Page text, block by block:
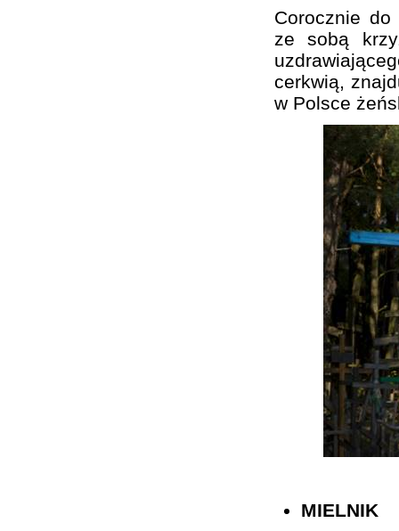
Corocznie
ze sobą
cerkwią,
w Polsce
MIELNIK